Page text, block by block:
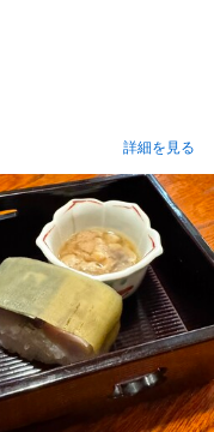
詳細を見る